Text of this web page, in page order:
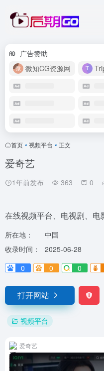
广告赞助
微知CG资源网
首页 • 视频平台 • 正文
爱奇艺
1年前发布 363 0
在线视频平台、电视剧、电
所在地：
中国
收录时间：
2025-06-28
0
0 0
打开网站
视频平台
爱奇艺